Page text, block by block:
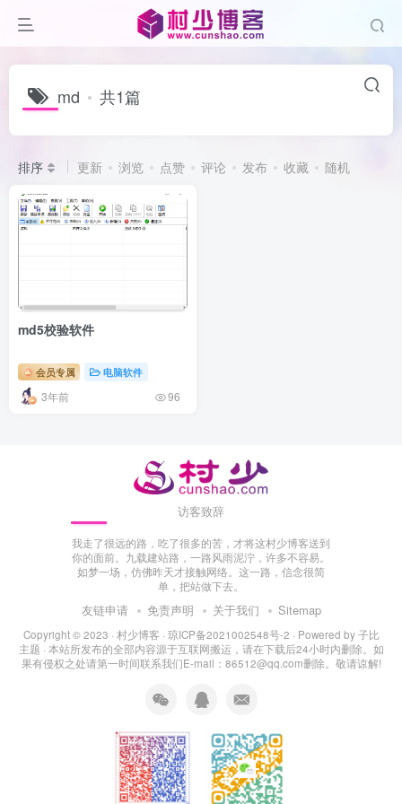
md 共1篇
排序 更新 浏览 点赞 评论 发布 收藏 随机
md5校验软件
会员专属 电脑软件
3年前 96
访客致辞
我走了很远的路，吃了很多的苦，才将这村少博客送到
你的面前。九载建站路，一路风雨泥泞，许多不容易。
如梦一场，仿佛昨天才接触网络。这一路，信念很简
单，把站做下去。
友链申请 免责声明 关于我们 Sitemap
Copyright © 2023 · 村少博客 · 琼ICP备2021002548号-2 · Powered by子比
主题 · 本站所发布的全部内容源于互联网搬运，请在下载后24小时内删除。如
果有侵权之处请第一时间联系我们E-mail：86512@qq.com删除。敬请谅解!